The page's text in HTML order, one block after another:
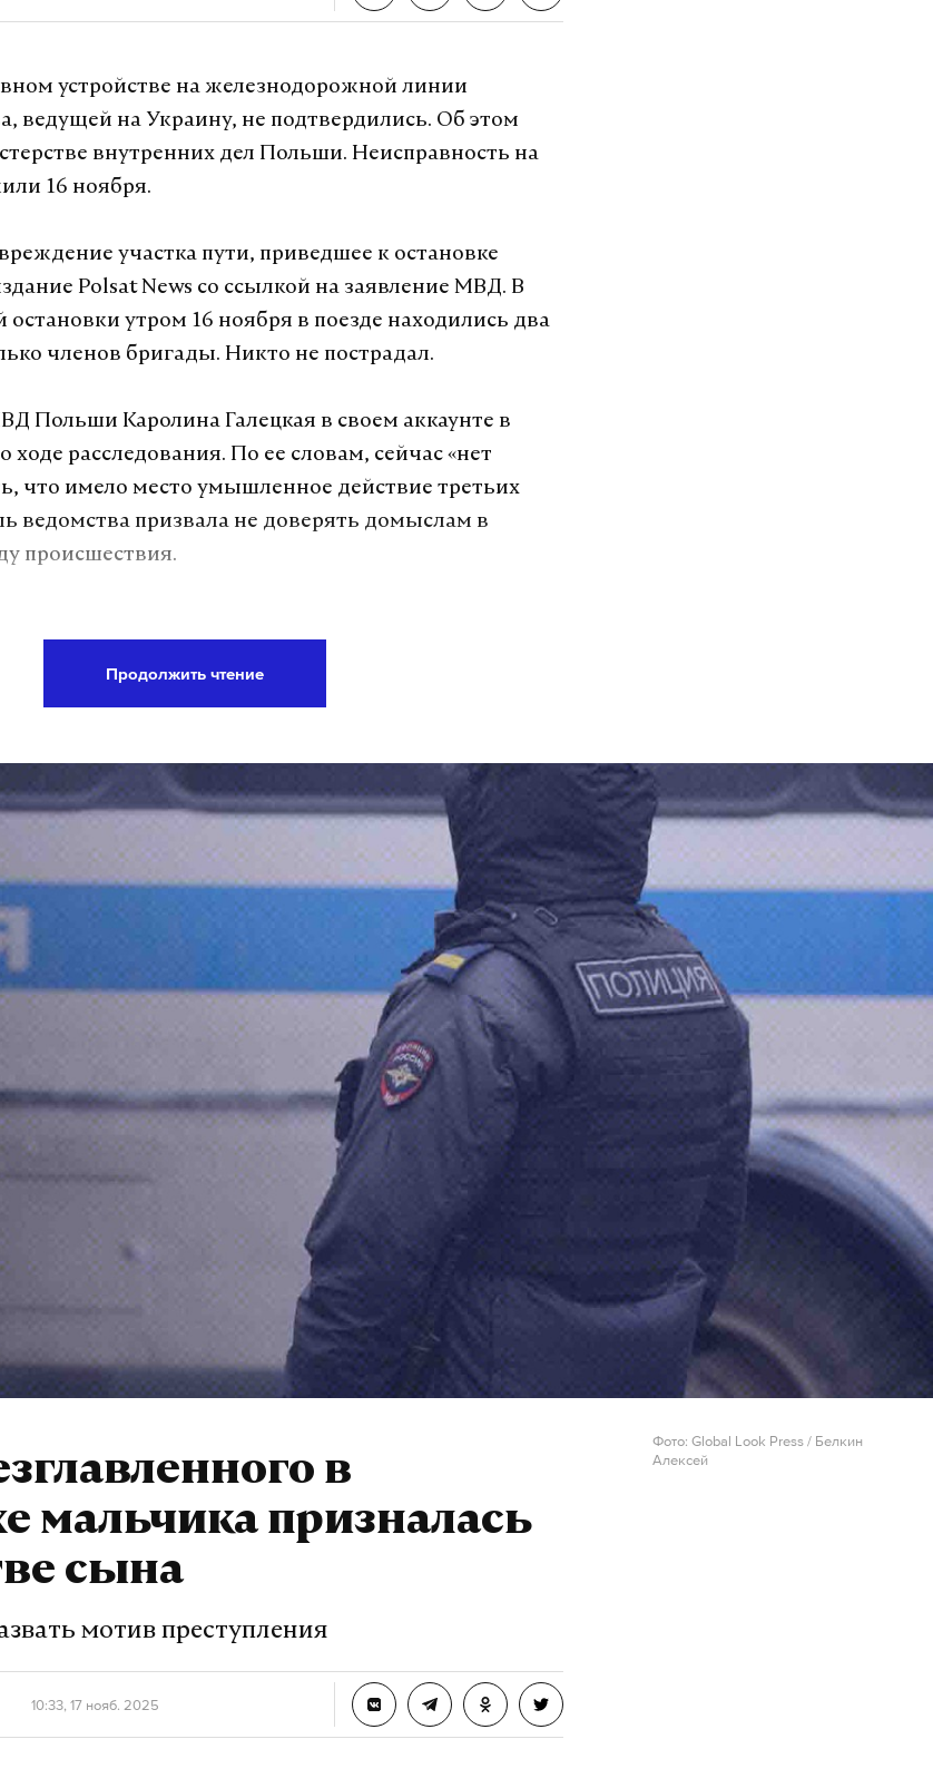
устройстве на железнодорожной линии
ведущей на Украину, не подтвердились. Об этом
внутренних дел Польши. Неисправность на
16 ноября.
участка пути, приведшее к остановке
Polsat News со ссылкой на заявление МВД. В
остановки утром 16 ноября в поезде находились два
членов бригады. Никто не пострадал.
Польши Каролина Галецкая в своем аккаунте в
ходе расследования. По ее словам, сейчас «нет
что имело место умышленное действие третьих
ведомства призвала не доверять домыслам в
происшествия.
Неисправность выявили на железнодорожной линии
министр Польши Дональд Туск заявил, что не
диверсии.
Storm вMAX
. Он работает там, где тормозит интернет.
А еще мы есть в
Telegram
Telegram Дзен VK
# взрывное устройство #
отдела «undefined»
Продолжить чтение
в
мальчика призналась
сына
мотив преступления
10:33, 17 нояб. 2025
Фото: Global Look Press / Белкин
Алексей